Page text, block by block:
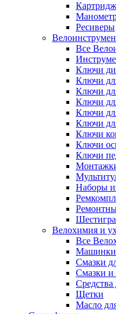
Ресиверы
Все
Ключи
Ключи
Ключи
Ключи
Ключи
Ключи
Ключи
Ключи
Ключи
Наборы
Велохимия и
Все
Машинки
Смазки
Смазки и
Средства
Щетки
Масло